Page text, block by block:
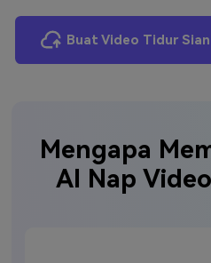
Buat Video Tidur
Mengapa
AI Nap